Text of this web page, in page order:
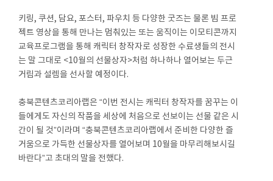
키링, 쿠션, 담요, 포스터, 파우치 등 다양한 굿즈는 물론 빔 프로
젝트 영상을 통해 만나는 멈춰있는 또는 움직이는 이모티콘까지
교육프로그램을 통해 캐릭터 창작자로 성장한 수료생들의 전시
는 말 그대로 <10월의 선물상자>처럼 하나하나 열어보는 두근
거림과 설렘을 선사할 예정이다.
충북콘텐츠코리아랩은 “이번 전시는 캐릭터 창작자를 꿈꾸는 이
들에게도 자신의 작품을 세상에 처음으로 선보이는 선물 같은 시
간이 될 것”이라며 “충북콘텐츠코리아랩에서 준비한 다양한 즐
거움으로 가득한 선물상자를 열어보며 10월을 마무리해보시길
바란다”고 초대의 말을 전했다.